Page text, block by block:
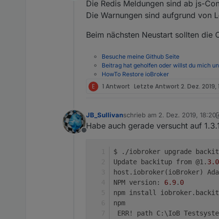
backitup.0	2019-
backitup.0	2019-
backitup.0	2019-
backitup.0	2019-
backitup.0	2019-
backitup.0	2019-
backitup.0	2019-
backitup.0	2019-
backitup.0	2019-
backitup.0	2019-
backitup.0	2019-
backitup.0	2019-
backitup.0	2019-
Die Redis Meldungen sind ab js-
Die Warnungen sind aufgrund von
Beim nächsten Neustart sollten die
Besuche meine Github Seite
Beitrag hat geholfen oder willst du mich
HowTo Restore ioBroker
E 1 Antwort Letzte Antwort 2. Dez. 2019,
Offline
JB_Sullivanschrieb am 2. Dez. 2019, 18:20
zuletzt editiert von JB_Sullivan
Habe auch gerade versucht auf
$ ./iobroker upgrade
Update backitup from @1. 3.0
host.iobroker(ioBroker)
NPM version: 6.9. 0
npm install
npm
ERR! path C:\IoB